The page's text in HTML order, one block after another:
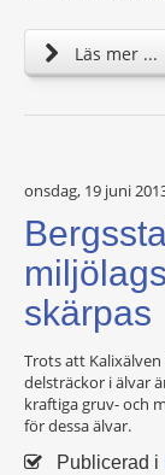
Läs mer ...
onsdag, 19 juni
skärpas
Trots att
delsträckor i älvar
kraftiga gruv- och
för dessa älvar.
Publicerad i